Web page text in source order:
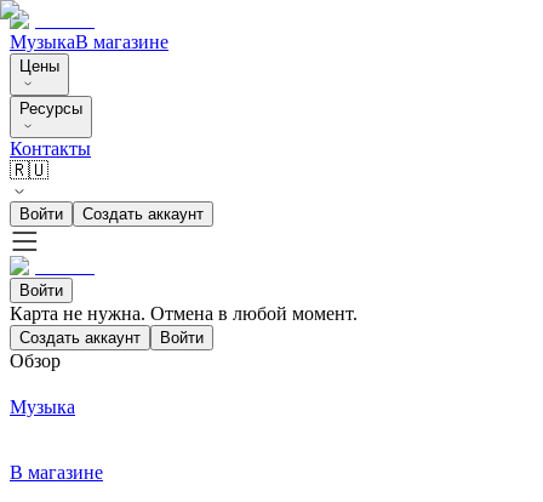
МузыкаВ магазине
Цены
Ресурсы
Контакты
🇷🇺
Войти Создать аккаунт
Войти
Карта не нужна. Отмена в любой момент.
Создать аккаунт Войти
Обзор
Музыка
В магазине